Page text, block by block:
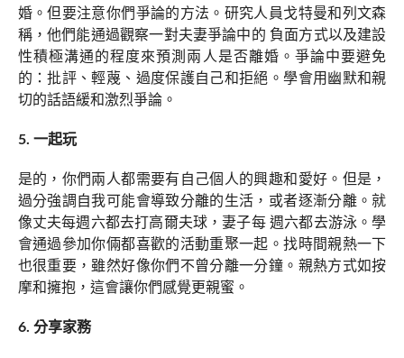
婚。但要注意你們爭論的方法。研究人員戈特曼和列文森
稱，他們能通過觀察一對夫妻爭論中的 負面方式以及建設
性積極溝通的程度來預測兩人是否離婚。爭論中要避免
的：批評、輕蔑、過度保護自己和拒絕。學會用幽默和親
切的話語緩和激烈爭論。
5. 一起玩
是的，你們兩人都需要有自己個人的興趣和愛好。但是，
過分強調自我可能會導致分離的生活，或者逐漸分離。就
像丈夫每週六都去打高爾夫球，妻子每 週六都去游泳。學
會通過參加你倆都喜歡的活動重聚一起。找時間親熱一下
也很重要，雖然好像你們不曾分離一分鐘。親熱方式如按
摩和擁抱，這會讓你們感覺更親蜜。
6. 分享家務